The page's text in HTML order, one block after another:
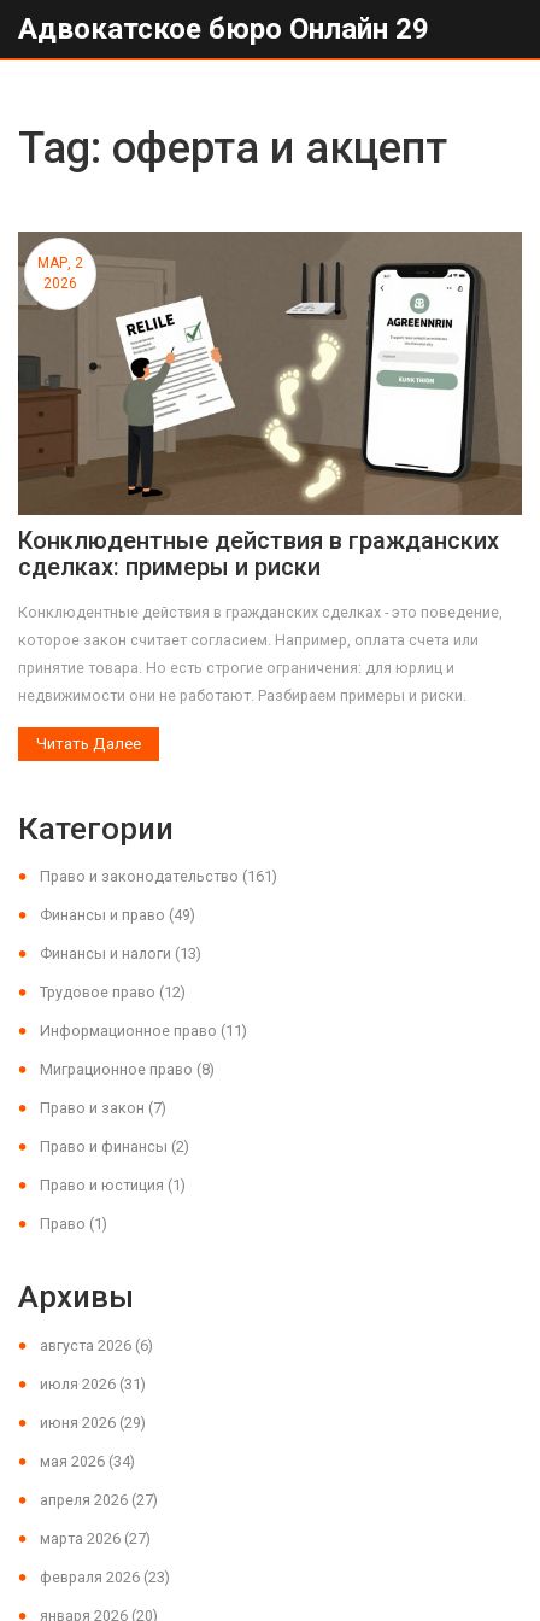
Адвокатское бюро Онлайн 29
Tag: оферта и акцепт
МАР, 2
2026
Конклюдентные действия в гражданских
сделках: примеры и риски
Конклюдентные действия в гражданских сделках - это поведение,
которое закон считает согласием. Например, оплата счета или
принятие товара. Но есть строгие ограничения: для юрлиц и
недвижимости они не работают. Разбираем примеры и риски.
Читать Далее
Категории
Право и законодательство (161)
Финансы и право (49)
Финансы и налоги (13)
Трудовое право (12)
Информационное право (11)
Миграционное право (8)
Право и закон (7)
Право и финансы (2)
Право и юстиция (1)
Право (1)
Архивы
августа 2026 (6)
июля 2026 (31)
июня 2026 (29)
мая 2026 (34)
апреля 2026 (27)
марта 2026 (27)
февраля 2026 (23)
января 2026 (20)